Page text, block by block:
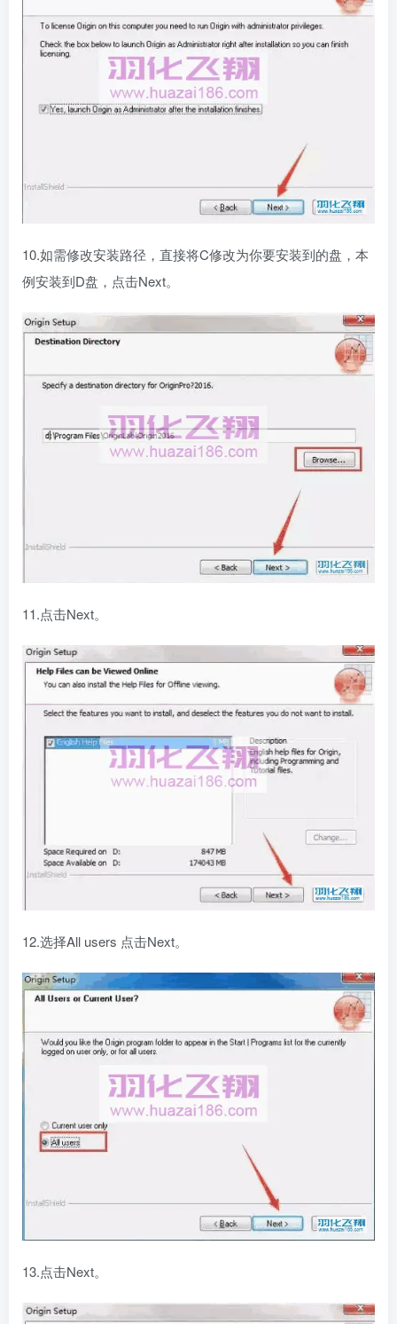
10.如需修改安装路径，直接将C修改为你要安装到的盘，本
例安装到D盘，点击Next。
11.点击Next。
12.选择All users 点击Next。
13.点击Next。